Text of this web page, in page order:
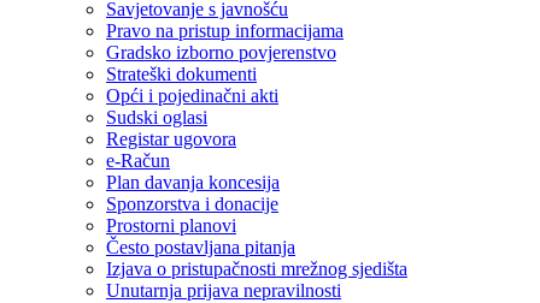
Savjetovanje s javnošću
Pravo na pristup informacijama
Gradsko izborno povjerenstvo
Strateški dokumenti
Opći i pojedinačni akti
Sudski oglasi
Registar ugovora
e-Račun
Plan davanja koncesija
Sponzorstva i donacije
Prostorni planovi
Često postavljana pitanja
Izjava o pristupačnosti mrežnog sjedišta
Unutarnja prijava nepravilnosti